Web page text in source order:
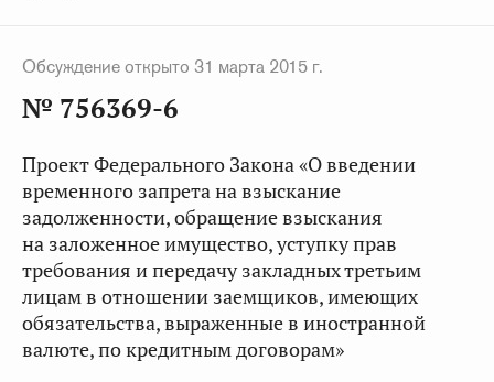
Обсуждение открыто 31 марта 2015 г.
№ 756369-6
Проект Федерального Закона «О введении
временного запрета на взыскание
задолженности, обращение взыскания
на заложенное имущество, уступку прав
требования и передачу закладных третьим
лицам в отношении заемщиков, имеющих
обязательства, выраженные в иностранной
валюте, по кредитным договорам»